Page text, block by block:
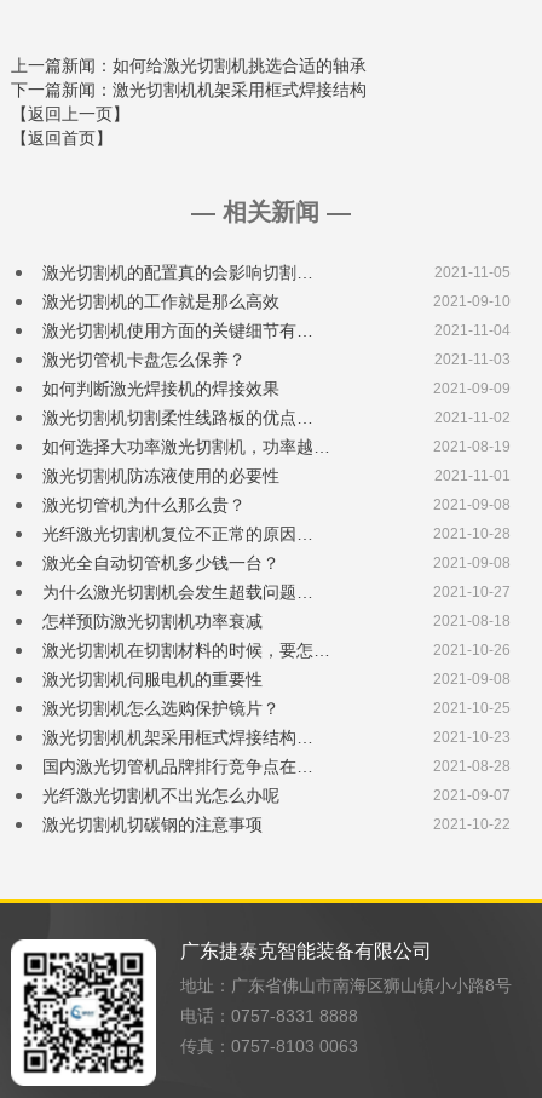
上一篇新闻 ：如何给激光切割机挑选合适的轴承
下一篇新闻 ：激光切割机机架采用框式焊接结构
【返回上一页】
【返回首页】
— 相关新闻 —
激光切割机的配置真的会影响切割… 2021-11-05
激光切割机的工作就是那么高效 2021-09-10
激光切割机使用方面的关键细节有… 2021-11-04
激光切管机卡盘怎么保养？ 2021-11-03
如何判断激光焊接机的焊接效果 2021-09-09
激光切割机切割柔性线路板的优点… 2021-11-02
如何选择大功率激光切割机，功率越… 2021-08-19
激光切割机防冻液使用的必要性 2021-11-01
激光切管机为什么那么贵？ 2021-09-08
光纤激光切割机复位不正常的原因… 2021-10-28
激光全自动切管机多少钱一台？ 2021-09-08
为什么激光切割机会发生超载问题… 2021-10-27
怎样预防激光切割机功率衰减 2021-08-18
激光切割机在切割材料的时候，要怎… 2021-10-26
激光切割机伺服电机的重要性 2021-09-08
激光切割机怎么选购保护镜片？ 2021-10-25
激光切割机机架采用框式焊接结构… 2021-10-23
国内激光切管机品牌排行竞争点在… 2021-08-28
光纤激光切割机不出光怎么办呢 2021-09-07
激光切割机切碳钢的注意事项 2021-10-22
广东捷泰克智能装备有限公司
地址：广东省佛山市南海区狮山镇小小路8号
电话：0757-8331 8888
传真：0757-8103 0063